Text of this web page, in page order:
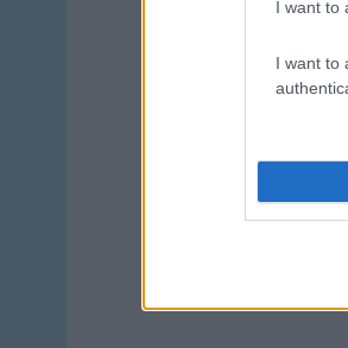
I want to
I want to